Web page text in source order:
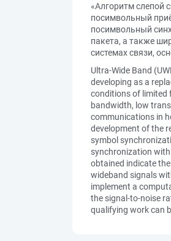
«Алгоритм слепой
посимвольный
посимвольный
пакета, а также
системах связи,
Ultra-Wide Band
developing as a
conditions of limited
bandwidth, low
communications in
development of the
symbol
synchronization
obtained indicate
wideband signals
implement a
the signal-to-noise
qualifying work can